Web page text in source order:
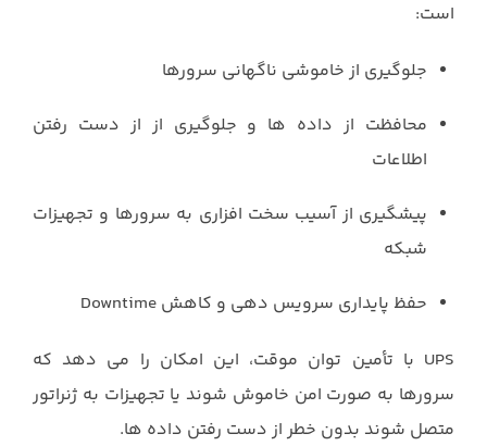
است:
جلوگیری از خاموشی ناگهانی سرورها
محافظت از داده ها و جلوگیری از از دست رفتن
اطلاعات
پیشگیری از آسیب سخت افزاری به سرورها و تجهیزات
شبکه
حفظ پایداری سرویس دهی و کاهش Downtime
UPS با تأمین توان موقت، این امکان را می دهد که
سرورها به صورت امن خاموش شوند یا تجهیزات به ژنراتور
متصل شوند بدون خطر از دست رفتن داده ها.